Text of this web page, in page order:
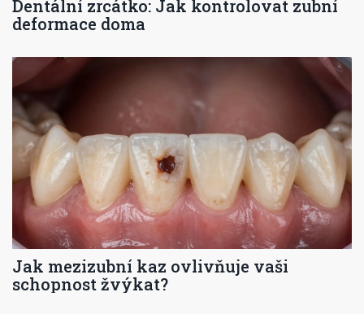
Dentální zrcátko: Jak kontrolovat zubní
deformace doma
Jak mezizubní kaz ovlivňuje vaši
schopnost žvýkat?